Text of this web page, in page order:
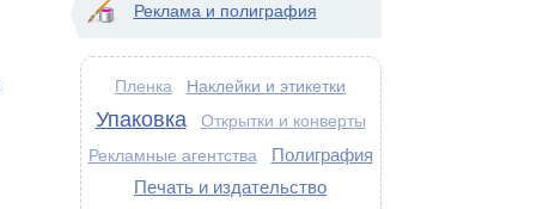
Реклама и полиграфия
Пленка Наклейки и этикетки
Упаковка Открытки и конверты
Рекламные агентства
Полиграфия
Печать и издательство